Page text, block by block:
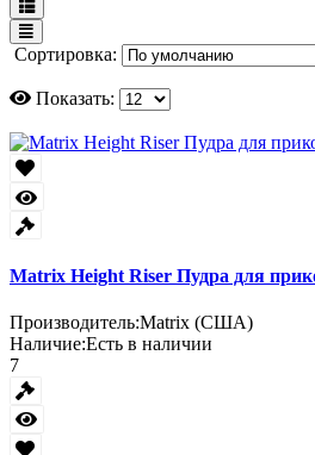
Сортировка:
Показать:
Matrix Height Riser Пудра для
Производитель:Matrix (США)
Наличие:Есть в наличии
7